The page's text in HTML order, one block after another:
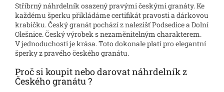
Stříbrný náhrdelník osazený pravými českými granáty. Ke
každému šperku přikládáme certifikát pravosti a dárkovou
krabičku. Český granát pochází z nalezišť Podsedice a Dolní
Olešnice. Český výrobek s nezaměnitelným charakterem.
V jednoduchosti je krása. Toto dokonale platí pro elegantní
šperky z pravého českého granátu.
Proč si koupit nebo darovat náhrdelník z
Českého granátu ?